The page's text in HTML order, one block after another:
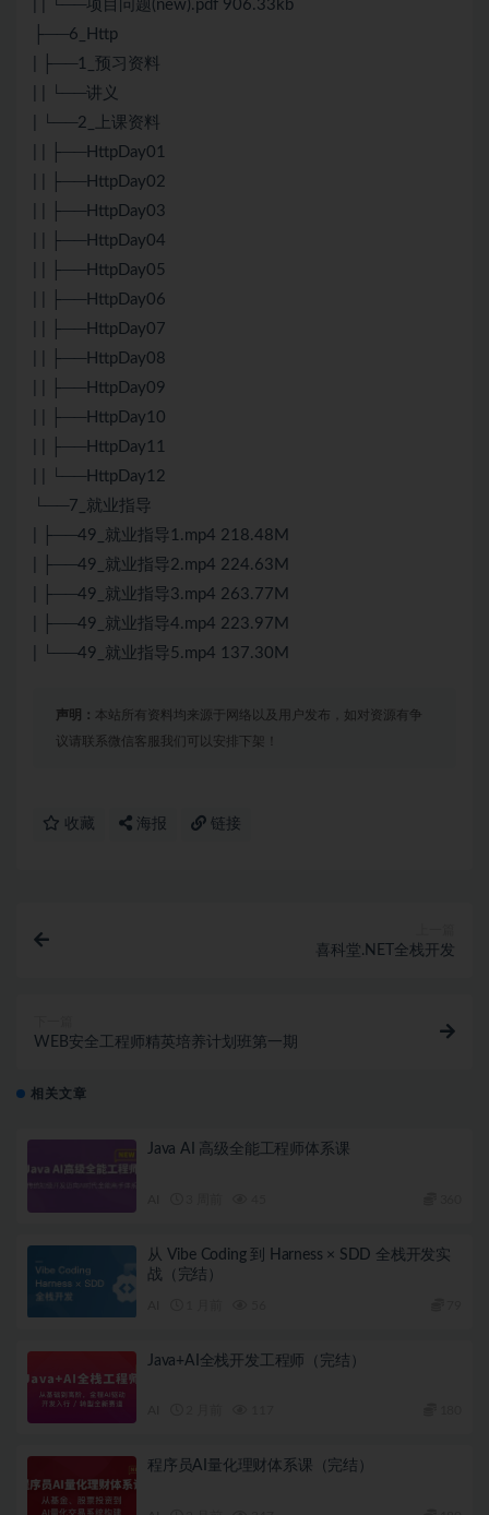
| | └──项目问题(new).pdf 906.33kb
├──6_Http
| ├──1_预习资料
| | └──讲义
| └──2_上课资料
| | ├──HttpDay01
| | ├──HttpDay02
| | ├──HttpDay03
| | ├──HttpDay04
| | ├──HttpDay05
| | ├──HttpDay06
| | ├──HttpDay07
| | ├──HttpDay08
| | ├──HttpDay09
| | ├──HttpDay10
| | ├──HttpDay11
| | └──HttpDay12
└──7_就业指导
| ├──49_就业指导1.mp4 218.48M
| ├──49_就业指导2.mp4 224.63M
| ├──49_就业指导3.mp4 263.77M
| ├──49_就业指导4.mp4 223.97M
| └──49_就业指导5.mp4 137.30M
声明： 本站所有资料均来源于网络以及用户发布，如对资源有争
议请联系微信客服我们可以安排下架！
收藏 海报 链接
喜科堂.NET全栈开发
WEB安全工程师精英培养计划班第一期
相关文章
Java AI 高级全能工程师体系课
从 Vibe Coding 到 Harness × SDD 全栈开发实
战（完结）
Java+AI全栈开发工程师（完结）
程序员AI量化理财体系课（完结）